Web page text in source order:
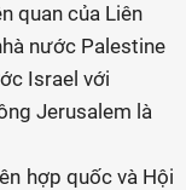
quan của Liên
nước Palestine
Israel với
Jerusalem là
hợp quốc và Hội